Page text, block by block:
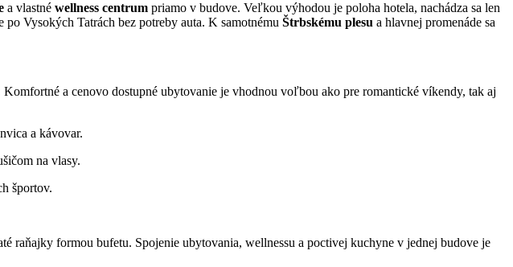
a vlastné wellness centrum priamo v budove. Veľkou výhodou je poloha hotela, nachádza sa len
Vysokých Tatrách bez potreby auta. K samotnému Štrbskému plesu a hlavnej promenáde sa
a cenovo dostupné ubytovanie je vhodnou voľbou ako pre romantické víkendy, tak aj
a kávovar.
na vlasy.
športov.
raňajky formou bufetu. Spojenie ubytovania, wellnessu a poctivej kuchyne v jednej budove je